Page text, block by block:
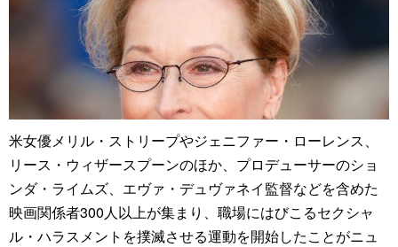
米女優メリル・ストリープやジェニファー・ローレンス、
リース・ウィザースプーンのほか、プロデューサーのショ
ンダ・ライムズ、エヴァ・デュヴァネイ監督などを含めた
映画関係者300人以上が集まり、職場にはびこるセクシャ
ル・ハラスメントを撲滅させる運動を開始したことがニュ